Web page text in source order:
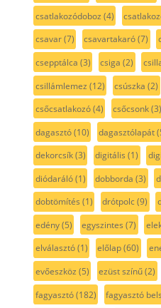
csatlakozódoboz (4)
csavar(7) csavartakaró(7)
csepptálca (3) csiga (2)
csillámlemez (12) csúszka (2)
csőcsatlakozó(4) csőcsonk(3)
dagasztó(10) dagasztólapát
dekorcsík(3) digitális (1)
diódaráló(1) dobborda (3)
dobtömítés (1) drótpolc(9)
edény(5) egyszintes (7)
elválasztó(1) előlap(60)
evőeszköz (5) ezüst színű(2)
fagyasztó(182) fagyasztó